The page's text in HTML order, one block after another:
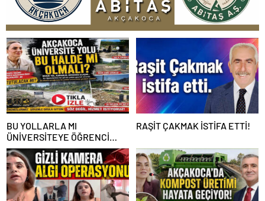
BU YOLLARLA MI
ÜNİVERSİTEYE ÖĞRENCİ
ÇAĞIRACAĞIZ?
RAŞİT ÇAKMAK İSTİFA ETTİ!